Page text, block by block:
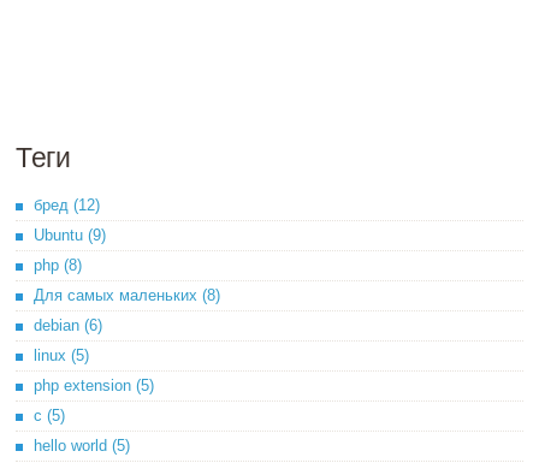
Теги
бред (12)
Ubuntu (9)
php (8)
Для самых маленьких (8)
debian (6)
linux (5)
php extension (5)
c (5)
hello world (5)